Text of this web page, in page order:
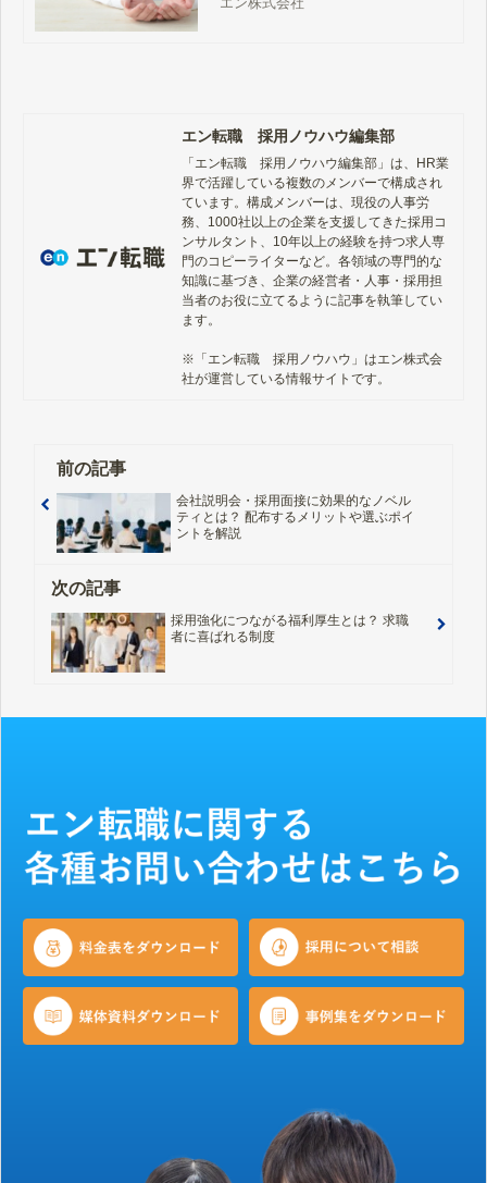
エン転職 採用ノウハウ編集部
「エン転職　採用ノウハウ編集部」は、HR業
界で活躍している複数のメンバーで構成され
ています。構成メンバーは、現役の人事労
務、1000社以上の企業を支援してきた採用コ
ンサルタント、10年以上の経験を持つ求人専
門のコピーライターなど。各領域の専門的な
知識に基づき、企業の経営者・人事・採用担
当者のお役に立てるように記事を執筆してい
ます。
※「エン転職　採用ノウハウ」はエン株式会
社が運営している情報サイトです。
前の記事
会社説明会・採用面接に効果的なノベル
ティとは？ 配布するメリットや選ぶポイ
ントを解説
次の記事
採用強化につながる福利厚生とは？ 求職
者に喜ばれる制度